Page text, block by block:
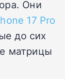
Они
17 Pro
до сих
матрицы